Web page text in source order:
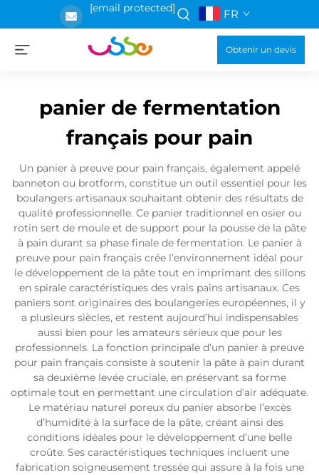
[email protected] FR
Obtenir un devis
panier de fermentation
français pour pain
Un panier à preuve pour pain français, également appelé
banneton ou brotform, constitue un outil essentiel pour les
boulangers artisanaux souhaitant obtenir des résultats de
qualité professionnelle. Ce panier traditionnel en osier ou
rotin sert de moule et de support pour la pousse de la pâte
à pain durant sa phase finale de fermentation. Le panier à
preuve pour pain français crée l’environnement idéal pour
le développement de la pâte tout en imprimant des sillons
en spirale caractéristiques des vrais pains artisanaux. Ces
paniers sont originaires des boulangeries européennes, il y
a plusieurs siècles, et restent aujourd’hui indispensables
aussi bien pour les amateurs sérieux que pour les
professionnels. La fonction principale d’un panier à preuve
pour pain français consiste à soutenir la pâte à pain durant
sa deuxième levée cruciale, en préservant sa forme
optimale tout en permettant une circulation d’air adéquate.
Le matériau naturel poreux du panier absorbe l’excès
d’humidité à la surface de la pâte, créant ainsi des
conditions idéales pour le développement d’une belle
croûte. Ses caractéristiques techniques incluent une
fabrication soigneusement tressée qui assure à la fois une